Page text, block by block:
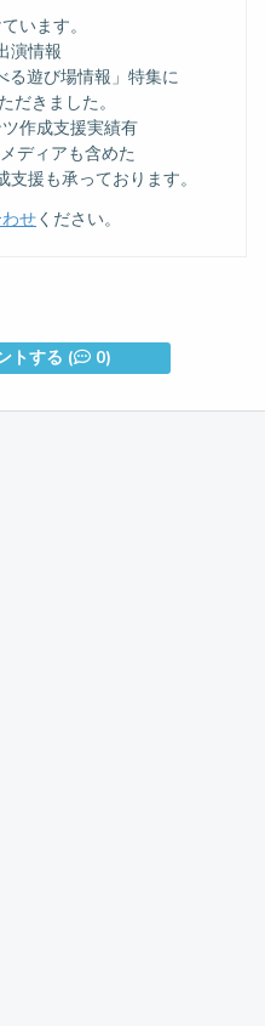
います。
演情報
る遊び場情報」特集に
だきました。
作成支援実績有
ディアも含めた
援も承っております。
せください。
トする ( 0)